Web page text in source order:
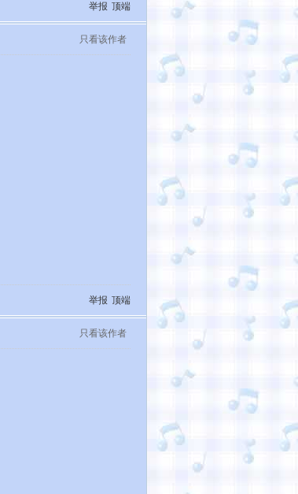
举报 顶端
只看该作者
举报 顶端
只看该作者